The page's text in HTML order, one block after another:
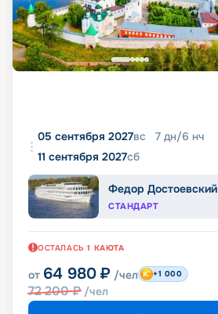
05 сентября 2027вс 7 дн/6 нч
11 сентября 2027сб
Федор Достоевский
СТАНДАРТ
ОСТАЛАСЬ 1 КАЮТА
от 64 980 ₽ /чел
72 200₽ /чел
+1 000